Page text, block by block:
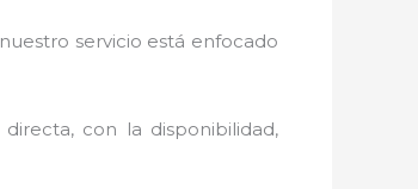
servicio está enfocado
con la disponibilidad,